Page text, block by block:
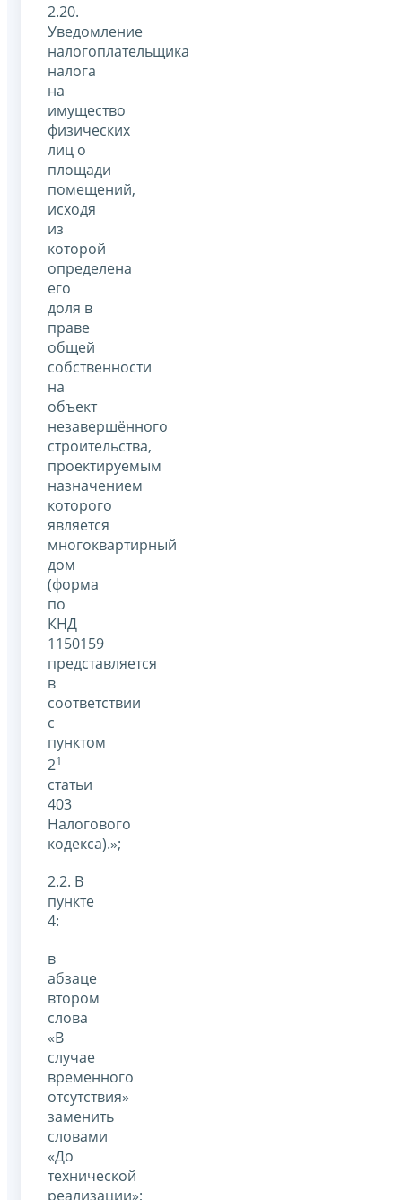
2.20.
Уведомление
налогоплательщика
налога
на
имущество
физических
лиц о
площади
помещений,
исходя
из
которой
определена
его
доля в
праве
общей
собственности
на
объект
незавершённого
строительства,
проектируемым
назначением
которого
является
многоквартирный
дом
(форма
по
КНД
1150159
представляется
в
соответствии
с
пунктом
21
статьи
403
Налогового
кодекса).»;
2.2. В
пункте
4:
в
абзаце
втором
слова
«В
случае
временного
отсутствия»
заменить
словами
«До
технической
реализации»;